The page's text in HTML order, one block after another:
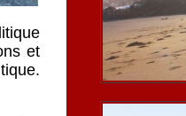
et